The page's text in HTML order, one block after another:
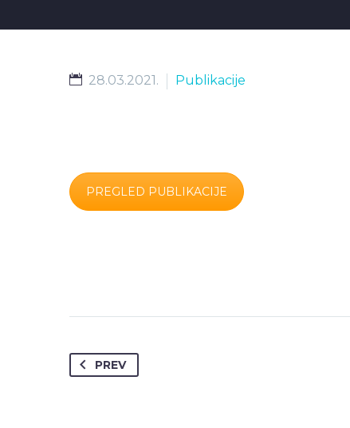
28.03.2021. Publikacije
PREGLED PUBLIKACIJE
PREV